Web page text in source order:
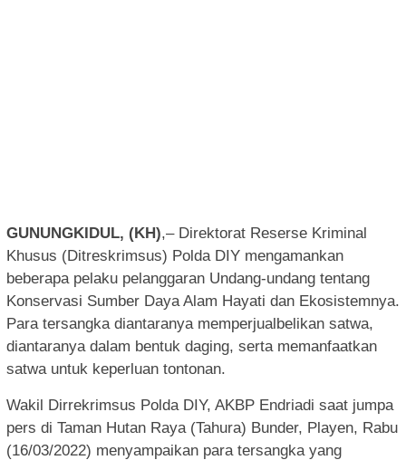
GUNUNGKIDUL, (KH),– Direktorat Reserse Kriminal
Khusus (Ditreskrimsus) Polda DIY mengamankan
beberapa pelaku pelanggaran Undang-undang tentang
Konservasi Sumber Daya Alam Hayati dan Ekosistemnya.
Para tersangka diantaranya memperjualbelikan satwa,
diantaranya dalam bentuk daging, serta memanfaatkan
satwa untuk keperluan tontonan.
Wakil Dirrekrimsus Polda DIY, AKBP Endriadi saat jumpa
pers di Taman Hutan Raya (Tahura) Bunder, Playen, Rabu
(16/03/2022) menyampaikan para tersangka yang